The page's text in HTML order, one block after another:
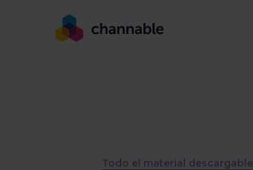
Todo el material descargable